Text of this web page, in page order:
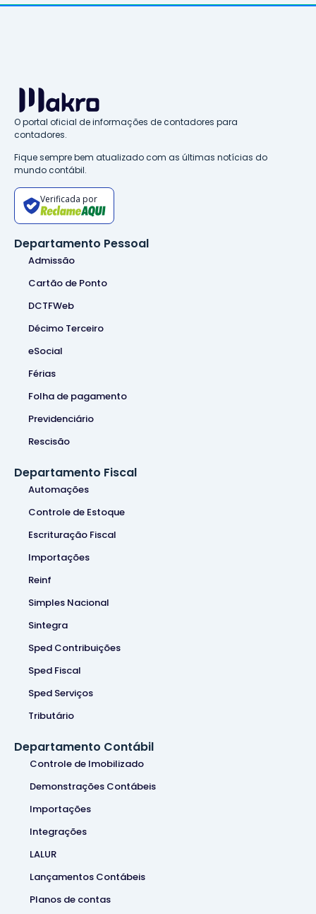
O portal oficial de informações de contadores para
contadores.
Fique sempre bem atualizado com as últimas notícias do
mundo contábil.
Verificada por
Departamento Pessoal
Admissão
Cartão de Ponto
DCTFWeb
Décimo Terceiro
eSocial
Férias
Folha de pagamento
Previdenciário
Rescisão
Departamento Fiscal
Automações
Controle de Estoque
Escrituração Fiscal
Importações
Reinf
Simples Nacional
Sintegra
Sped Contribuições
Sped Fiscal
Sped Serviços
Tributário
Departamento Contábil
Controle de Imobilizado
Demonstrações Contábeis
Importações
Integrações
LALUR
Lançamentos Contábeis
Planos de contas